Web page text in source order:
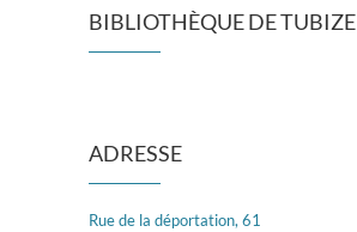
BIBLIOTHÈQUE DE TUBIZE
ADRESSE
Rue de la déportation, 61